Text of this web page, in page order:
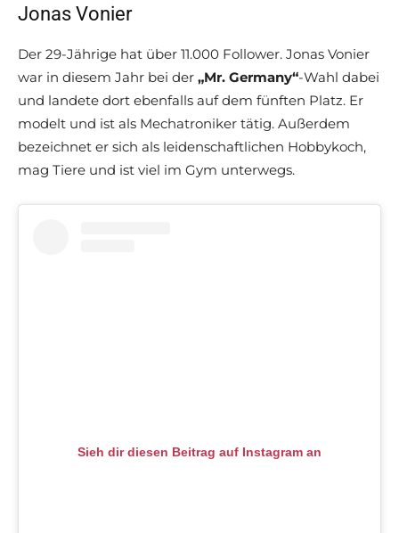
Jonas Vonier
Der 29-Jährige hat über 11.000 Follower. Jonas Vonier
war in diesem Jahr bei der „Mr. Germany“-Wahl dabei
und landete dort ebenfalls auf dem fünften Platz. Er
modelt und ist als Mechatroniker tätig. Außerdem
bezeichnet er sich als leidenschaftlichen Hobbykoch,
mag Tiere und ist viel im Gym unterwegs.
Sieh dir diesen Beitrag auf Instagram an